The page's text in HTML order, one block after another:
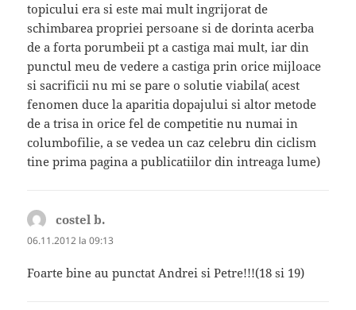
topicului era si este mai mult ingrijorat de
schimbarea propriei persoane si de dorinta acerba
de a forta porumbeii pt a castiga mai mult, iar din
punctul meu de vedere a castiga prin orice mijloace
si sacrificii nu mi se pare o solutie viabila( acest
fenomen duce la aparitia dopajului si altor metode
de a trisa in orice fel de competitie nu numai in
columbofilie, a se vedea un caz celebru din ciclism
tine prima pagina a publicatiilor din intreaga lume)
costel b.
06.11.2012 la 09:13
Foarte bine au punctat Andrei si Petre!!!(18 si 19)